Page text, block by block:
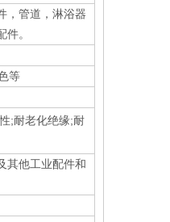
，管道，淋浴器
。
等
;耐老化绝缘;耐
其他工业配件和